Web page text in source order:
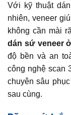
Với kỹ thuật
nhiên, veneer
không cần mài
dán sứ veneer
độ bền và an
công nghệ scan
chuyên sâu
sau cùng.